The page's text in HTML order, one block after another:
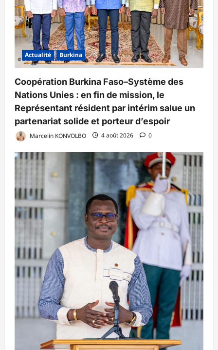
Actualité Burkina
Coopération Burkina Faso–Système des
Nations Unies : en fin de mission, le
Représentant résident par intérim salue un
partenariat solide et porteur d’espoir
Marcelin KONVOLBO 4 août 2026 0